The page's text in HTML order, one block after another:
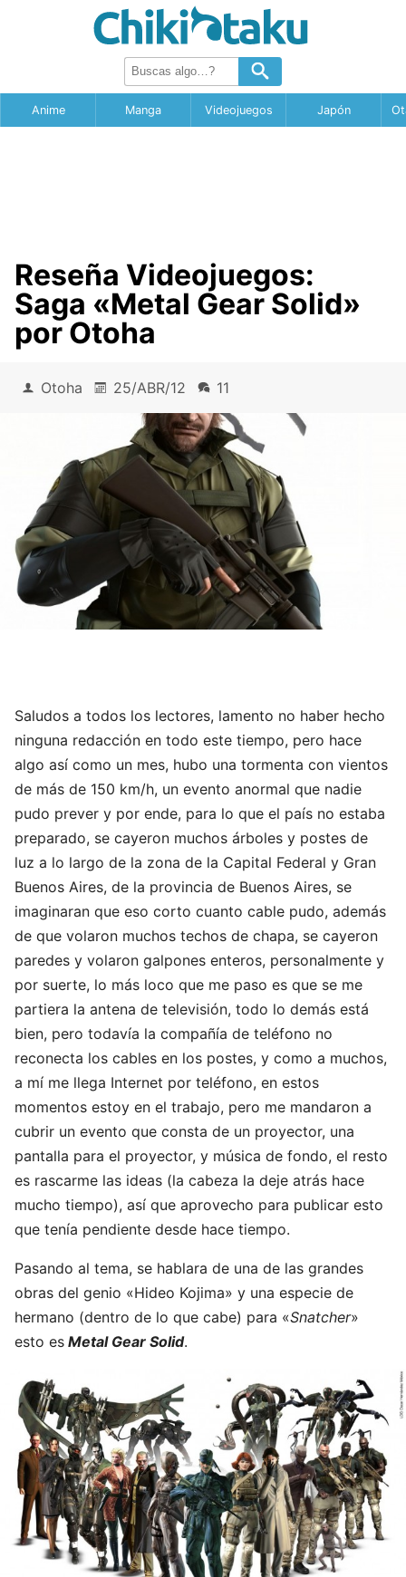
Anime Manga Videojuegos Japón
Reseña Videojuegos:
Saga «Metal Gear Solid»
por Otoha
Otoha 25/ABR/12 11
Saludos a todos los lectores, lamento no haber hecho
ninguna redacción en todo este tiempo, pero hace
algo así como un mes, hubo una tormenta con vientos
de más de 150 km/h, un evento anormal que nadie
pudo prever y por ende, para lo que el país no estaba
preparado, se cayeron muchos árboles y postes de
luz a lo largo de la zona de la Capital Federal y Gran
Buenos Aires, de la provincia de Buenos Aires, se
imaginaran que eso corto cuanto cable pudo, además
de que volaron muchos techos de chapa, se cayeron
paredes y volaron galpones enteros, personalmente y
por suerte, lo más loco que me paso es que se me
partiera la antena de televisión, todo lo demás está
bien, pero todavía la compañía de teléfono no
reconecta los cables en los postes, y como a muchos,
a mí me llega Internet por teléfono, en estos
momentos estoy en el trabajo, pero me mandaron a
cubrir un evento que consta de un proyector, una
pantalla para el proyector, y música de fondo, el resto
es rascarme las ideas (la cabeza la deje atrás hace
mucho tiempo), así que aprovecho para publicar esto
que tenía pendiente desde hace tiempo.
Pasando al tema, se hablara de una de las grandes
obras del genio «Hideo Kojima» y una especie de
hermano (dentro de lo que cabe) para «Snatcher»
esto es Metal Gear Solid.